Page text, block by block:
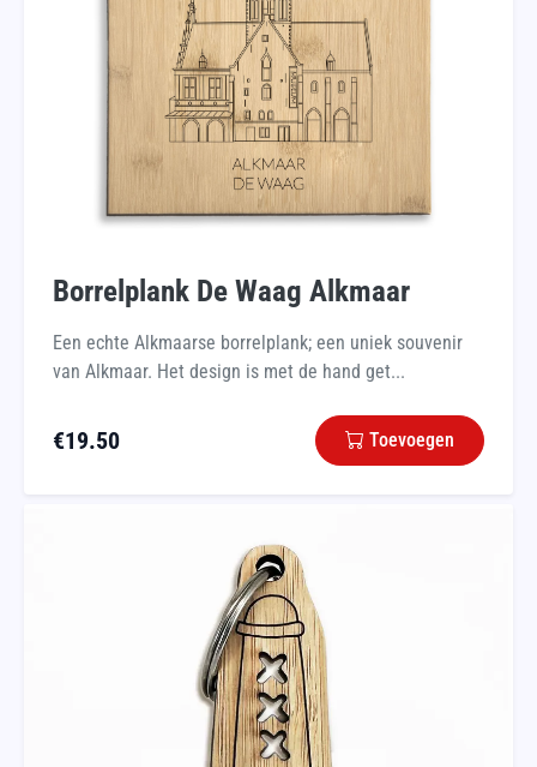
Borrelplank De Waag Alkmaar
Een echte Alkmaarse borrelplank; een uniek souvenir
van Alkmaar. Het design is met de hand get...
€19.50 Toevoegen